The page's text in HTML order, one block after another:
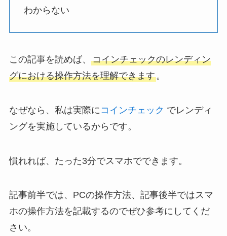
わからない
この記事を読めば、 コインチェックのレンディン
グにおける操作方法を理解できます。
なぜなら、私は実際に コインチェック でレンディ
ングを実施しているからです。
慣れれば、たった3分でスマホでできます。
記事前半では、PCの操作方法、記事後半ではスマ
ホの操作方法を記載するのでぜひ参考にしてくだ
さい。